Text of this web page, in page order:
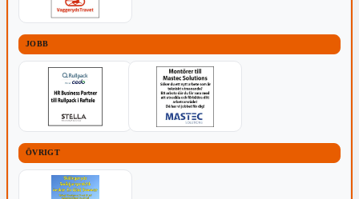
JOBB
ÖVRIGT